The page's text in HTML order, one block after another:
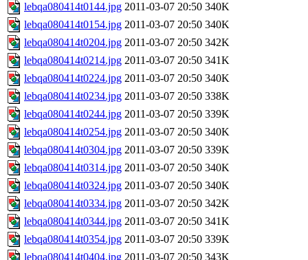
lebqa080414t0144.jpg 2011-03-07 20:50 340K
lebqa080414t0154.jpg 2011-03-07 20:50 340K
lebqa080414t0204.jpg 2011-03-07 20:50 342K
lebqa080414t0214.jpg 2011-03-07 20:50 341K
lebqa080414t0224.jpg 2011-03-07 20:50 340K
lebqa080414t0234.jpg 2011-03-07 20:50 338K
lebqa080414t0244.jpg 2011-03-07 20:50 339K
lebqa080414t0254.jpg 2011-03-07 20:50 340K
lebqa080414t0304.jpg 2011-03-07 20:50 339K
lebqa080414t0314.jpg 2011-03-07 20:50 340K
lebqa080414t0324.jpg 2011-03-07 20:50 340K
lebqa080414t0334.jpg 2011-03-07 20:50 342K
lebqa080414t0344.jpg 2011-03-07 20:50 341K
lebqa080414t0354.jpg 2011-03-07 20:50 339K
lebqa080414t0404.jpg 2011-03-07 20:50 343K